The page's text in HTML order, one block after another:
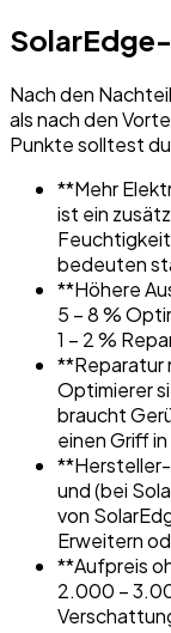
Nach den
als nach den
Punkte solltest
**Mehr
ist ein
bedeuten
**Höhere
5 – 8 %
1 – 2 %
**Reparatur
Optimierer
braucht
einen Griff
und (bei
von
Erweitern
**Aufpreis
2.000 –